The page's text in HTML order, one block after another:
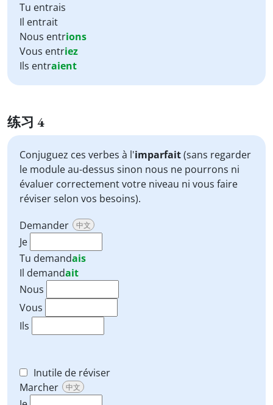
Tu entrais
Il entrait
Nous entrions
Vous entriez
Ils entraient
练习 4
Conjuguez ces verbes à l'imparfait(sans regarder
le module au-dessus sinon nous ne pourrons ni
évaluer correctement votre niveau ni vous faire
réviser selon vos besoins).
Demander
中文
Je
Tu demandais
Il demandait
Nous
Vous
Ils
Inutile de réviser
Marcher
中文